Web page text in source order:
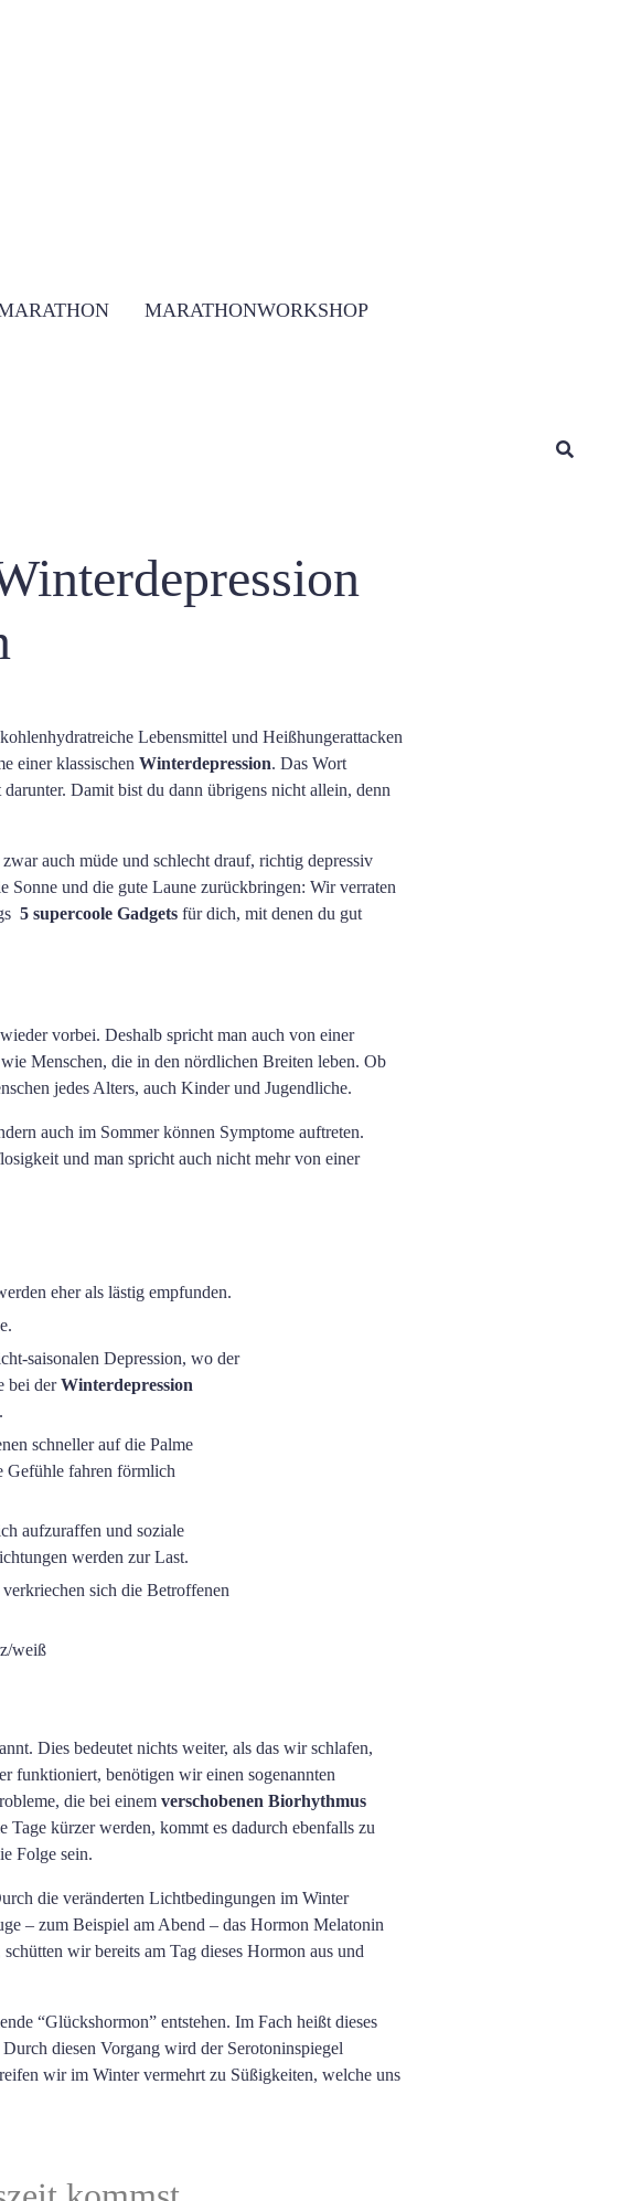
MARATHONWORKSHOP
Lebensmittel und Heißhungerattacken
einer klassischen Winterdepression. Das Wort
Damit bist du dann übrigens nicht allein, denn
auch müde und schlecht drauf, richtig depressiv
Sonne und die gute Laune zurückbringen: Wir verraten
5 supercoole Gadgets für dich, mit denen du gut
vorbei. Deshalb spricht man auch von einer
Menschen, die in den nördlichen Breiten leben. Ob
jedes Alters, auch Kinder und Jugendliche.
auch im Sommer können Symptome auftreten.
und man spricht auch nicht mehr von einer
eher als lästig empfunden.
saisonalen Depression, wo der
bei derWinterdepression
schneller auf die Palme
Gefühle fahren förmlich
aufzuraffen und soziale
werden zur Last.
sich die Betroffenen
weiß
Dies bedeutet nichts weiter, als das wir schlafen,
funktioniert, benötigen wir einen sogenannten
die bei einem verschobenen Biorhythmus
kürzer werden, kommt es dadurch ebenfalls zu
Folge sein.
die veränderten Lichtbedingungen im Winter
– zum Beispiel am Abend – das Hormon Melatonin
wir bereits am Tag dieses Hormon aus und
“Glückshormon” entstehen. Im Fach heißt dieses
diesen Vorgang wird der Serotoninspiegel
wir im Winter vermehrt zu Süßigkeiten, welche uns